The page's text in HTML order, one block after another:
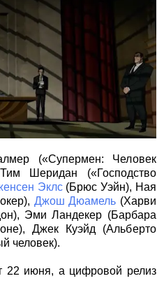
(«Супермен: Человек
Шеридан («Господство
Эклс(Брюс Уэйн), Ная
Джош Дюамель (Харви
Эми Ландекер (Барбара
Джек Куэйд (Альберто
человек).
22 июня, а цифровой релиз